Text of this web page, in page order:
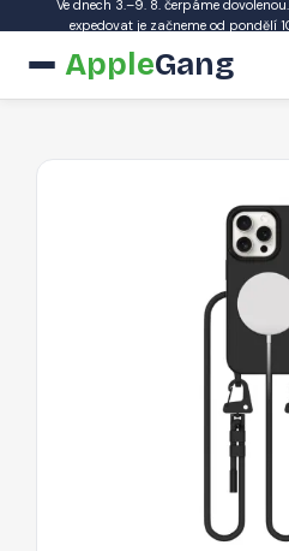
Ve dnech 3.–9. 8. čerpáme
expedovat je začneme od pondělí
AppleGang